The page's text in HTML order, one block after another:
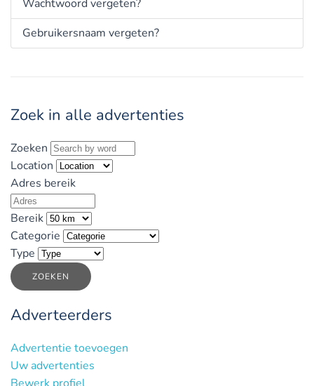
Wachtwoord vergeten?
Gebruikersnaam vergeten?
Zoek in alle advertenties
Zoeken
Location
Adres bereik
Bereik
Categorie
Type
ZOEKEN
Adverteerders
Advertentie toevoegen
Uw advertenties